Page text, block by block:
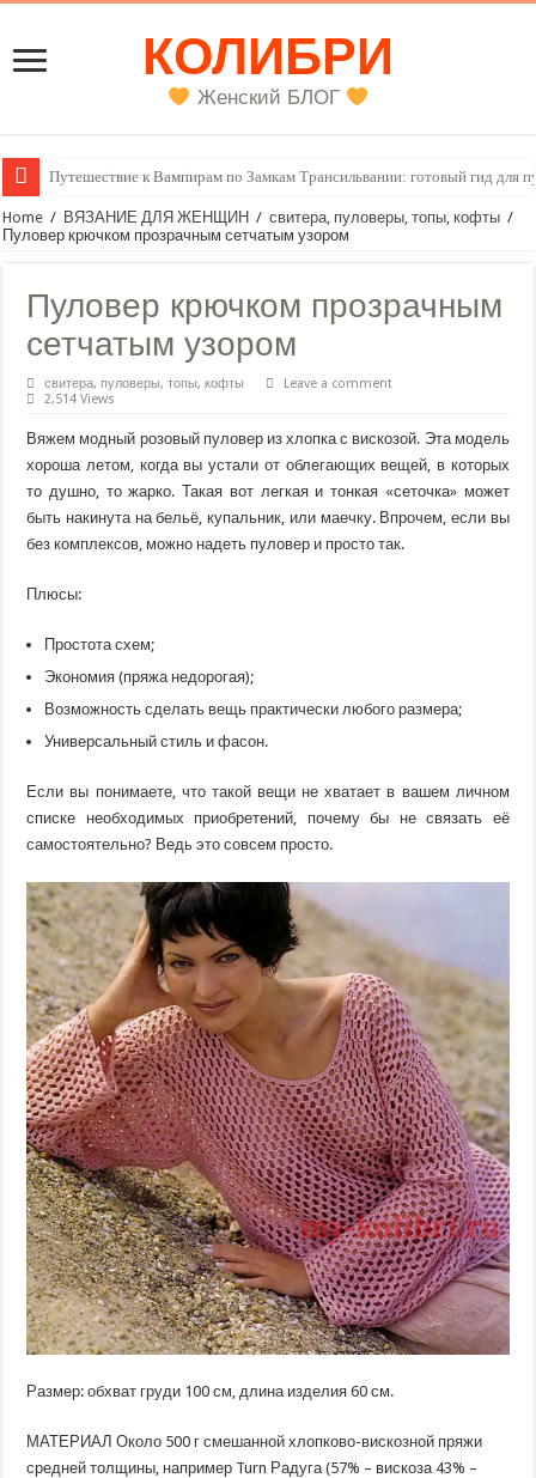
КОЛИБРИ
Женский БЛОГ
Женский внутренний голос
Home / ВЯЗАНИЕ ДЛЯ ЖЕНЩИН / свитера, пуловеры, топы, кофты /
Пуловер крючком прозрачным сетчатым узором
Пуловер крючком прозрачным
сетчатым узором
свитера, пуловеры, топы, кофты
Leave a comment
2,514 Views
Вяжем модный розовый пуловер из хлопка с вискозой. Эта модель
хороша летом, когда вы устали от облегающих вещей, в которых
то душно, то жарко. Такая вот легкая и тонкая «сеточка» может
быть накинута на бельё, купальник, или маечку. Впрочем, если вы
без комплексов, можно надеть пуловер и просто так.
Плюсы:
Простота схем;
Экономия (пряжа недорогая);
Возможность сделать вещь практически любого размера;
Универсальный стиль и фасон.
Если вы понимаете, что такой вещи не хватает в вашем личном
списке необходимых приобретений, почему бы не связать её
самостоятельно? Ведь это совсем просто.
Размер: обхват груди 100 см, длина изделия 60 см.
МАТЕРИАЛ Около 500 г смешанной хлопково-вискозной пряжи
средней толщины, например Turn Радуга (57% – вискоза 43% –